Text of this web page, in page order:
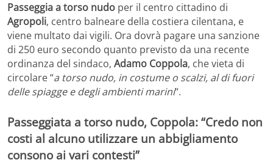
Passeggia a torso nudo per il centro cittadino di
Agropoli, centro balneare della costiera cilentana, e
viene multato dai vigili. Ora dovrà pagare una sanzione
di 250 euro secondo quanto previsto da una recente
ordinanza del sindaco, Adamo Coppola, che vieta di
circolare “a torso nudo, in costume o scalzi, al di fuori
delle spiagge e degli ambienti marini“.
Passeggiata a torso nudo, Coppola: “Credo non
costi al alcuno utilizzare un abbigliamento
consono ai vari contesti”